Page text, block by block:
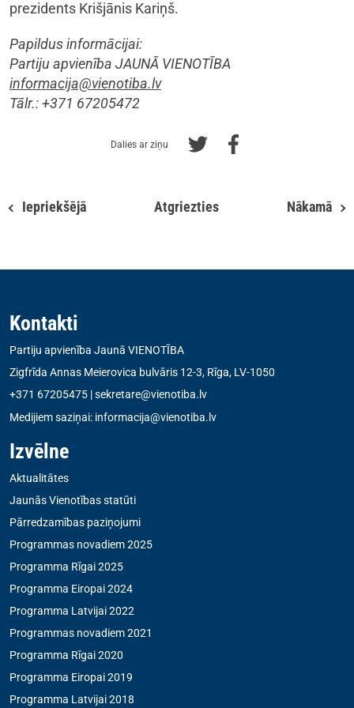
prezidents Krišjānis Kariņš.
Papildus informācijai:
Partiju apvienība JAUNĀ VIENOTĪBA
informacija@vienotiba.lv
Tālr.: +371 67205472
Dalies ar ziņu
Iepriekšējā Atgriezties Nākamā
Kontakti
Partiju apvienība Jaunā VIENOTĪBA
Zigfrīda Annas Meierovica bulvāris 12-3, Rīga, LV-1050
+371 67205475 |sekretare@vienotiba.lv
Medijiem saziņai: informacija@vienotiba.lv
Izvēlne
Aktualitātes
Jaunās Vienotības statūti
Pārredzamības paziņojumi
Programmas novadiem 2025
Programma Rīgai 2025
Programma Eiropai 2024
Programma Latvijai 2022
Programmas novadiem 2021
Programma Rīgai 2020
Programma Eiropai 2019
Programma Latvijai 2018